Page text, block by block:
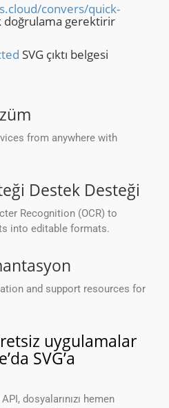
convers/quick-
doğrulama gerektirir
SVG çıktı belgesi
from anywhere with
Destek Desteği
Recognition (OCR) to
into editable formats.
and support resources for
uygulamalar
SVG’a
dosyalarınızı hemen